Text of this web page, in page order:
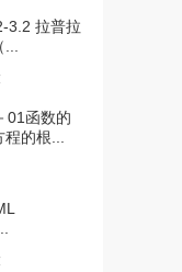
05:36
05:35
3.2 拉普拉
01函数的
的根...